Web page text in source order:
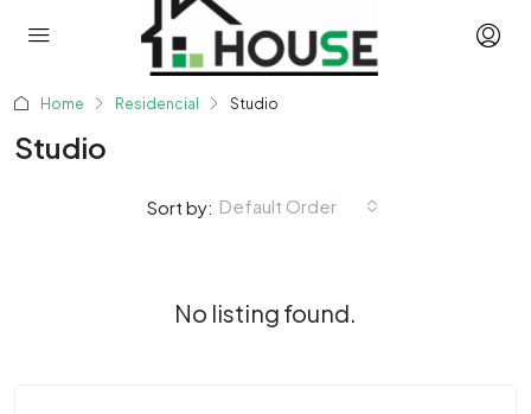
Home Residencial Studio
Studio
Sort by: Default Order
No listing found.